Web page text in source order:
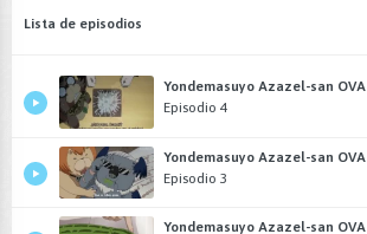
Lista de episodios
Yondemasuyo Azazel-san OVA
Episodio 4
Yondemasuyo Azazel-san OVA
Episodio 3
Yondemasuyo Azazel-san OVA